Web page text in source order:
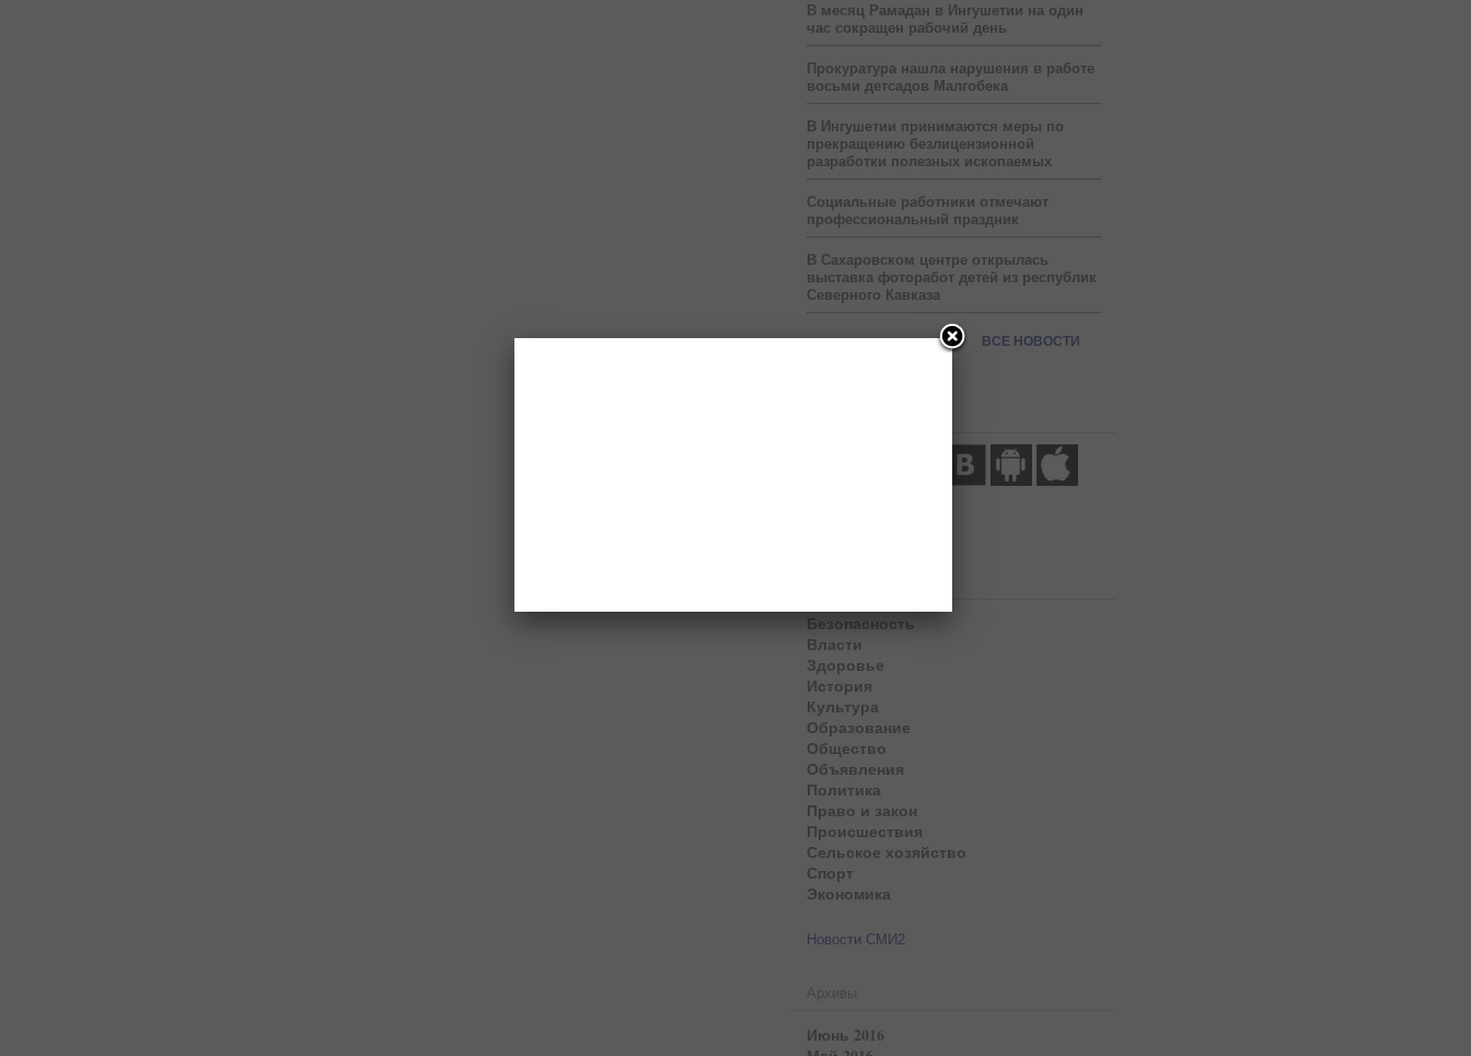
В месяц Рамадан в Ингушетии на один
час сокращен рабочий день
Прокуратура нашла нарушения в работе
восьми детсадов Малгобека
В Ингушетии принимаются меры по
прекращению безлицензионной
разработки полезных ископаемых
Социальные работники отмечают
профессиональный праздник
В Сахаровском центре открылась
выставка фоторабот детей из республик
Северного Кавказа
ВСЕ НОВОСТИ
Безопасность
Власти
Здоровье
История
Культура
Образование
Общество
Объявления
Политика
Право и закон
Происшествия
Сельское хозяйство
Спорт
Экономика
Новости СМИ2
Архивы
Июнь 2016